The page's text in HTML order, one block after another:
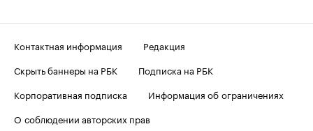
Контактная информация
Редакция
Скрыть баннеры на РБК
Подписка на РБК
Корпоративная подписка
Информация об ограничениях
О соблюдении авторских прав